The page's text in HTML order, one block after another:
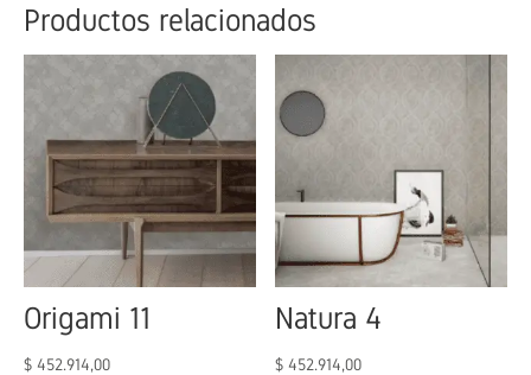
Productos relacionados
Origami 11
$ 452.914,00
Natura 4
$ 452.914,00